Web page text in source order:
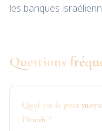
les banques
Questions
Quel est le prix
Pituah ?